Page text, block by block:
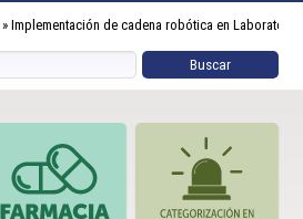
» Implementación de cadena robótica en